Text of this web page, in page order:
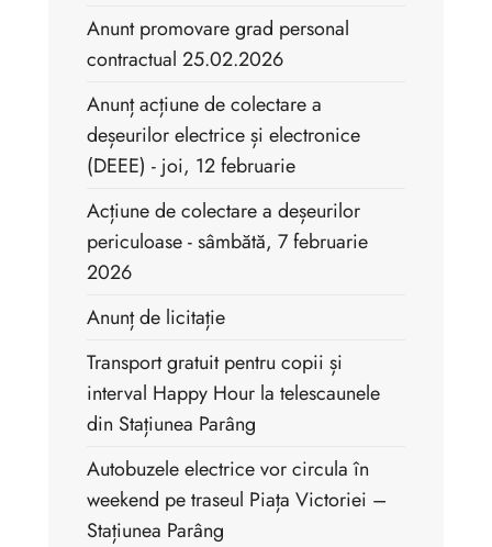
Anunt promovare grad personal
contractual 25.02.2026
Anunț acțiune de colectare a
deșeurilor electrice și electronice
(DEEE) - joi, 12 februarie
Acțiune de colectare a deșeurilor
periculoase - sâmbătă, 7 februarie
2026
Anunț de licitație
Transport gratuit pentru copii și
interval Happy Hour la telescaunele
din Stațiunea Parâng
Autobuzele electrice vor circula în
weekend pe traseul Piața Victoriei –
Stațiunea Parâng